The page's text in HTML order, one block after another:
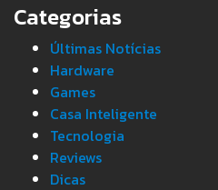
Categorias
Últimas Notícias
Hardware
Games
Casa Inteligente
Tecnologia
Reviews
Dicas